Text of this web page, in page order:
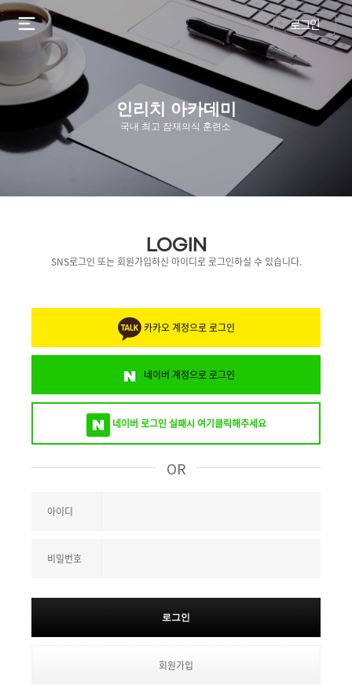
로그인
인리치 아카데미
국내 최고 잠재의식 훈련소
LOGIN
SNS로그인 또는 회원가입하신 아이디로 로그인하실 수 있습니다.
카카오 계정으로 로그인
네이버 계정으로 로그인
네이버 로그인 실패시 여기클릭해주세요
아이디
비밀번호
회원가입